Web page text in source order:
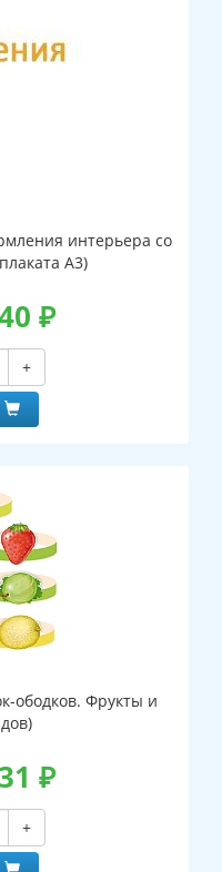
интерьера со
А3)
₽
+
ободков. Фрукты и
₽
+